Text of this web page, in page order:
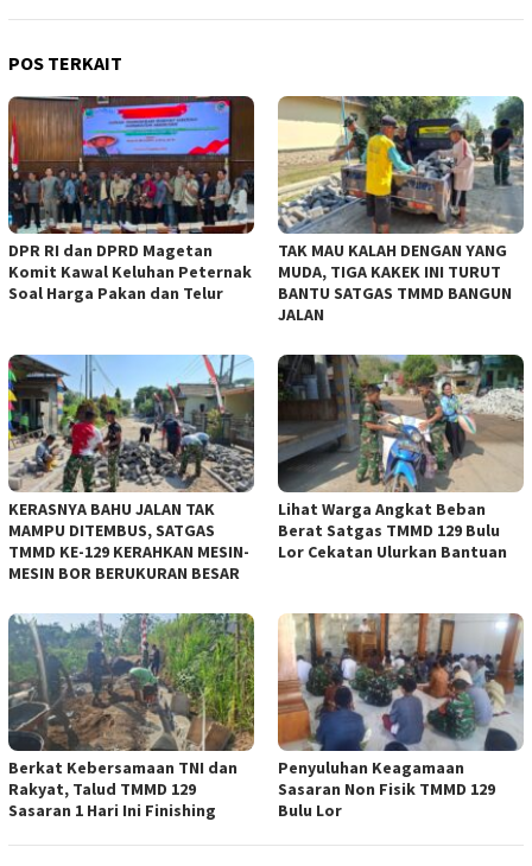
POS TERKAIT
DPR RI dan DPRD Magetan
Komit Kawal Keluhan Peternak
Soal Harga Pakan dan Telur
TAK MAU KALAH DENGAN YANG
MUDA, TIGA KAKEK INI TURUT
BANTU SATGAS TMMD BANGUN
JALAN
KERASNYA BAHU JALAN TAK
MAMPU DITEMBUS, SATGAS
TMMD KE-129 KERAHKAN MESIN-
MESIN BOR BERUKURAN BESAR
Lihat Warga Angkat Beban
Berat Satgas TMMD 129 Bulu
Lor Cekatan Ulurkan Bantuan
Berkat Kebersamaan TNI dan
Rakyat, Talud TMMD 129
Sasaran 1 Hari Ini Finishing
Penyuluhan Keagamaan
Sasaran Non Fisik TMMD 129
Bulu Lor